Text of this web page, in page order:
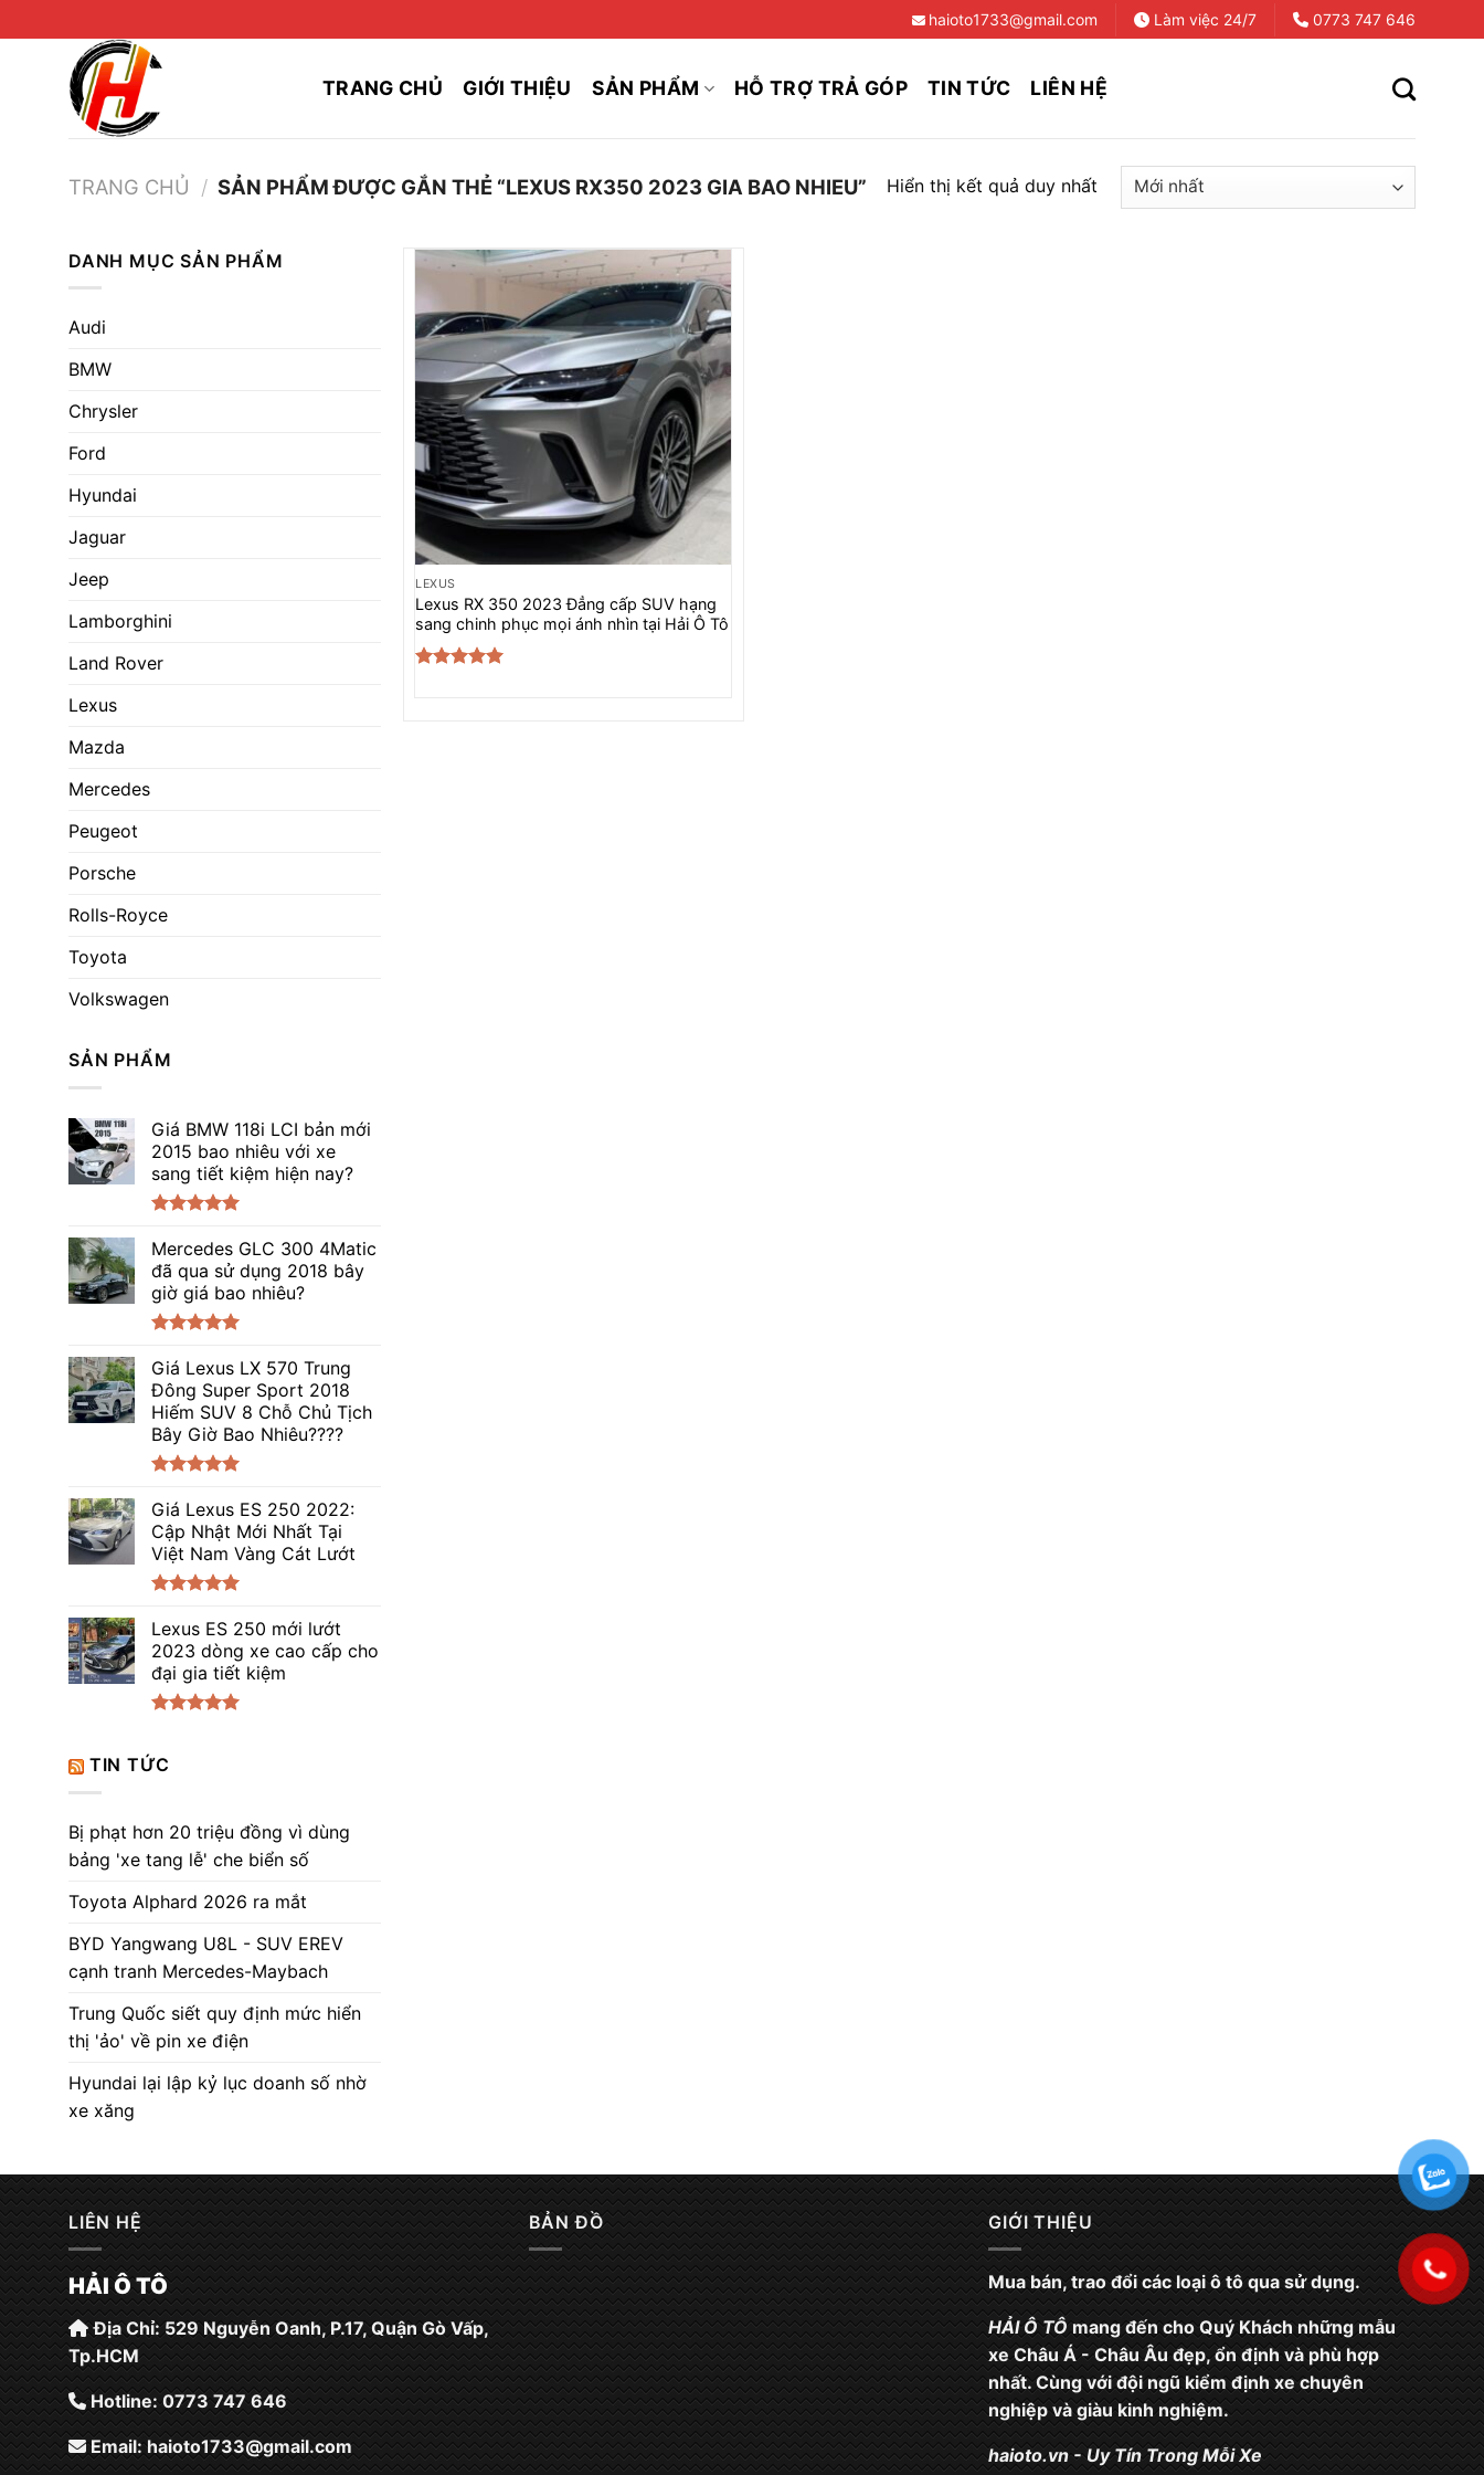
to
haioto1733@gmail.com Làm việc 24/7 0773 747 646
TRANG CHỦ GIỚI THIỆU SẢN PHẨM HỖ TRỢ TRẢ GÓP TIN TỨC LIÊN HỆ
TRANG CHỦ / SẢN PHẨM ĐƯỢC GẮN THẺ “LEXUS RX350 2023 GIA BAO NHIEU” Hiển thị kết quả duy nhất
DANH MỤC SẢN PHẨM
Audi
BMW
Chrysler
Ford
Hyundai
Jaguar
Jeep
Lamborghini
Land Rover
Lexus
Mazda
Mercedes
Peugeot
Porsche
Rolls-Royce
Toyota
Volkswagen
SẢN PHẨM
Giá BMW 118i LCI bản mới
2015 bao nhiêu với xe
sang tiết kiệm hiện nay?
hạng5.00
5 sao
Mercedes GLC 300 4Matic
đã qua sử dụng 2018 bây
giờ giá bao nhiêu?
hạng 5.00
5 sao
Giá Lexus LX 570 Trung
Đông Super Sport 2018
Hiếm SUV 8 Chỗ Chủ Tịch
Bây Giờ Bao Nhiêu????
hạng 5.00
5 sao
Giá Lexus ES 250 2022:
Cập Nhật Mới Nhất Tại
Việt Nam Vàng Cát Lướt
hạng5.00
5 sao
Lexus ES 250 mới lướt
2023 dòng xe cao cấp cho
đại gia tiết kiệm
5 sao
TIN TỨC
Bị phạt hơn 20 triệu đồng vì dùng
bảng 'xe tang lễ' che biển số
Toyota Alphard 2026 ra mắt
BYD Yangwang U8L - SUV EREV
cạnh tranh Mercedes-Maybach
Trung Quốc siết quy định mức hiển
thị 'ảo' về pin xe điện
Hyundai lại lập kỷ lục doanh số nhờ
xe xăng
LEXUS
Lexus RX 350 2023 Đẳng cấp SUV hạng
sang chinh phục mọi ánh nhìn tại Hải Ô Tô
LIÊN HỆ
HẢI Ô TÔ
Địa Chỉ: 529 Nguyễn Oanh, P.17, Quận Gò Vấp,
Tp.HCM
Hotline: 0773 747 646
Email:haioto1733@gmail.com
BẢN ĐỒ GIỚI THIỆU
Mua bán, trao đổi các loại ô tô qua sử dụng.
HẢI Ô TÔmang đến cho Quý Khách những mẫu
xe Châu Á - Châu Âu đẹp, ổn định và phù hợp
nhất. Cùng với đội ngũ kiểm định xe chuyên
nghiệp và giàu kinh nghiệm.
haioto.vn - Uy Tín Trong Mỗi Xe